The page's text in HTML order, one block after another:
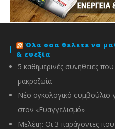
Όλα όσα θέλετε να
& ευεξία
5 καθημερινές συνήθειες
μακροζωία
Νέο ογκολογικό συμβούλιο
στον «Ευαγγελισμό»
Μελέτη: Οι 3 παράγοντες